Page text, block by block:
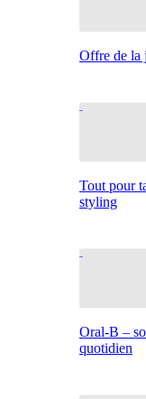
Offre de la
Tout pour
styling
Oral-B –
quotidien